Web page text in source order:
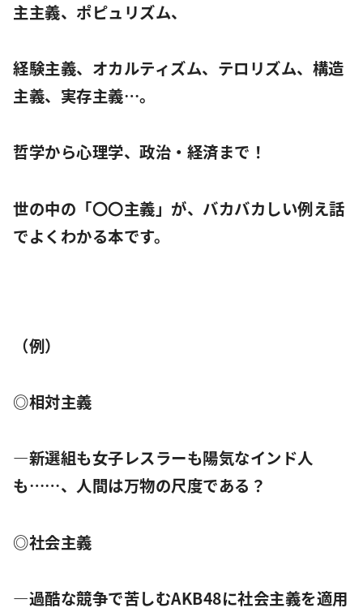
主主義、ポピュリズム、
経験主義、オカルティズム、テロリズム、構造
主義、実存主義…。
哲学から心理学、政治・経済まで！
世の中の「〇〇主義」が、バカバカしい例え話
でよくわかる本です。
（例）
◎相対主義
―新選組も女子レスラーも陽気なインド人
も……、人間は万物の尺度である？
◎社会主義
―過酷な競争で苦しむAKB48に社会主義を適用